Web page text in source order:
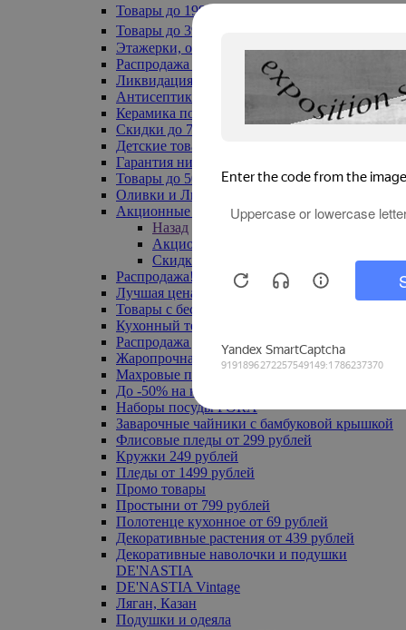
Товары до 199₽
Товары до 399₽
Этажерки, обувницы
Распродажа текстиля до -50%
Ликвидация до -70%
Антисептики
Керамика по 129 руб
Скидки до 70%
Детские товары
Гарантия низкой цены
Товары до 500 руб
Оливки и Лимоны
Акционные товары
Назад
Акционные товары
Скидка 20% по промокоду
Распродажа! Ульяновск до -70%
Лучшая цена
Товары с бесплатной доставкой
Кухонный текстиль
Распродажа до -50%
Жаропрочная посуда
Махровые полотенца
До -50% на ковры
Наборы посуды FORA
Заварочные чайники с бамбуковой крышкой
Флисовые пледы от 299 рублей
Кружки 249 рублей
Пледы от 1499 рублей
Промо товары
Простыни от 799 рублей
Полотенце кухонное от 69 рублей
Декоративные растения от 439 рублей
Декоративные наволочки и подушки
DE'NASTIA
DE'NASTIA Vintage
Ляган, Казан
Подушки и одеяла